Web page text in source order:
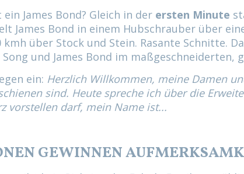
i
n
g
e
James Bond? Gleich in der ersten Minute
James Bond in einem Hubschrauber über
über Stock und Stein. Rasante Schnitte.
Song und James Bond im maßgeschneiderten,
ein: Herzlich Willkommen, meine Damen
sind. Heute spreche ich über die
vorstellen darf, mein Name ist...
GEWINNEN